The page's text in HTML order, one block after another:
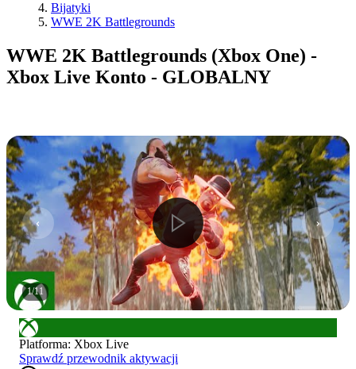
Bijatyki
WWE 2K Battlegrounds
WWE 2K Battlegrounds (Xbox One) -
Xbox Live Konto - GLOBALNY
1/11
Platforma: Xbox Live
Sprawdź przewodnik aktywacji